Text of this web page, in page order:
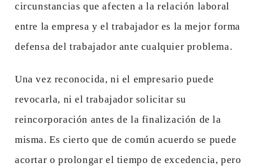
circunstancias que afecten a la relación laboral
entre la empresa y el trabajador es la mejor forma
defensa del trabajador ante cualquier problema.
Una vez reconocida, ni el empresario puede
revocarla, ni el trabajador solicitar su
reincorporación antes de la finalización de la
misma. Es cierto que de común acuerdo se puede
acortar o prolongar el tiempo de excedencia, pero